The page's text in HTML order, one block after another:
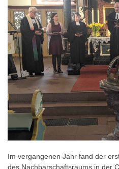
Im vergangenen Jahr fand der
des Nachbarschaftsraums in der